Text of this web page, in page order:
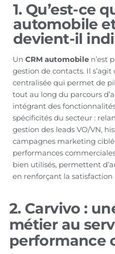
1. Qu’est-ce
automobile
devient-il
Un CRM automobilen’est
gestion de contacts. Il
centralisée qui permet de
tout au long du parcours
intégrant des
spécificités du secteur :
gestion des leads VO/VN,
campagnes marketing
performances
bien utilisés, permettent
en renforçant la satisfaction
2. Carvivo :
métier au
performance